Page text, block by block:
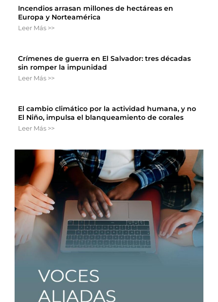
Incendios arrasan millones de hectáreas en
Europa y Norteamérica
Leer Más >>
Crímenes de guerra en El Salvador: tres décadas
sin romper la impunidad
Leer Más >>
El cambio climático por la actividad humana, y no
El Niño, impulsa el blanqueamiento de corales
Leer Más >>